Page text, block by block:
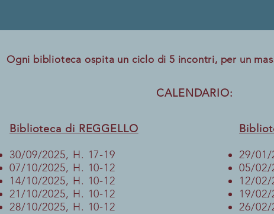
Ogni biblioteca ospita un ciclo di 5 incontri, per un
CALENDARIO: ​​​​​
Biblioteca di REGGELLO
30/09/2025, H. 17-19
07/10/2025, H. 10-12
14/10/2025, H. 10-12
21/10/2025, H. 10-12
28/10/2025, H. 10-12
29/01/
05/02/
12/02/
19/02/
26/02/